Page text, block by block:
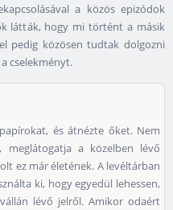
a közös epizódok
látták, hogy mi történt a másik
pedig közösen tudtak dolgozni
cselekményt.
és átnézte őket. Nem
a közelben lévő
ez már életének. A levéltárban
ki, hogy egyedül lehessen,
lévő jelről. Amikor odaért